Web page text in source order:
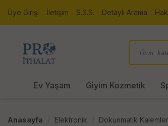
Üye Girişi İletişim S.S.S. Detaylı Arama
Ev Yaşam Giyim Kozmetik
Anasayfa Elektronik Dokunmatik Kalemler